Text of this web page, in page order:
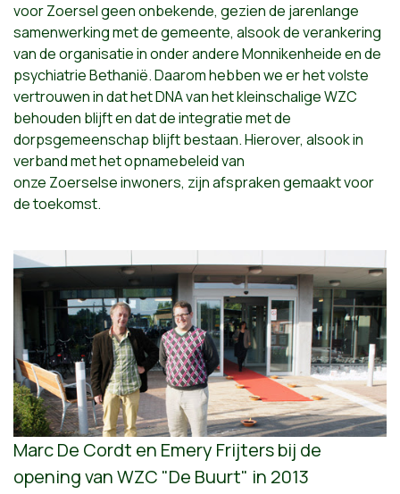
voorZoerselgeen onbekende, gezien de jarenlange
samenwerking met de gemeente, alsook de verankering
van de organisatie in onder andere Monnikenheide en de
psychiatrie Bethanië. Daarom hebben we er het volste
vertrouwen in dat het DNA van het kleinschalige WZC
behouden blijft en dat de integratie met de
dorpsgemeenschap blijft bestaan. Hierover, alsook in
verband met het opnamebeleid van
onze Zoerselseinwoners, zijn afspraken gemaakt voor
de toekomst.
Marc De Cordt en Emery Frijters bij de
opening van WZC "De Buurt" in 2013